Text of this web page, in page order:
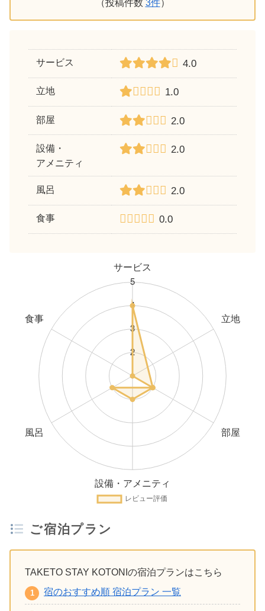
（投稿件数 3件）
サービス 4.0
立地 1.0
部屋 2.0
設備・
アメニティ
2.0
風呂 2.0
食事 0.0
ご宿泊プラン
TAKETO STAY KOTONIの宿泊プランはこちら
宿のおすすめ順 宿泊プラン 一覧